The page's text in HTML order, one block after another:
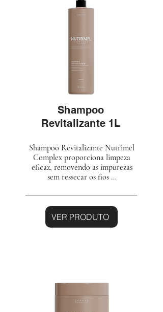
Shampoo
Revitalizante 1L
Shampoo Revitalizante Nutrimel
Complex proporciona limpeza
eficaz, removendo as impurezas
sem ressecar os fios ...
VER PRODUTO